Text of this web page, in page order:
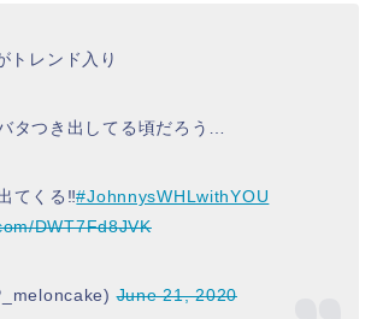
トレンド入り
タつき出してる頃だろう…
てくる‼️#JohnnysWHLwithYOU
DWT7Fd8JVK
June 21, 2020